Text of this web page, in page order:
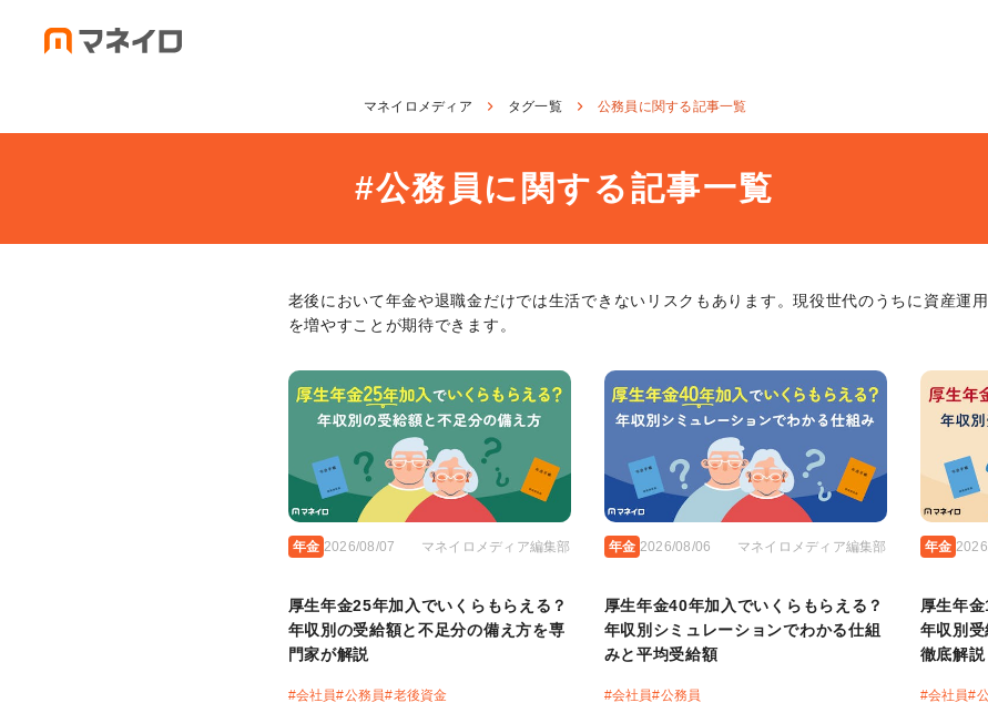
マネイロメディア タグ一覧 公務員に関する記事一覧
#公務員に関する記事一覧
老後において年金や退職金だけでは生活できないリスクもあります。現役世代のうちに資産運
を増やすことが期待できます。
年金 2026/08/07 マネイロメディア編集部
厚生年金25年加入でいくらもらえる？
年収別の受給額と不足分の備え方を専
門家が解説
#会社員#公務員#老後資金
年金 2026/08/06 マネイロメディア編集部
厚生年金40年加入でいくらもらえる？
年収別シミュレーションでわかる仕組
みと平均受給額
#会社員#公務員
年金
厚生年
年収別
徹底解説
#会社員#